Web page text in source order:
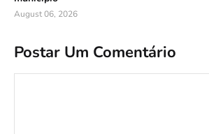
August 06, 2026
Postar Um Comentário